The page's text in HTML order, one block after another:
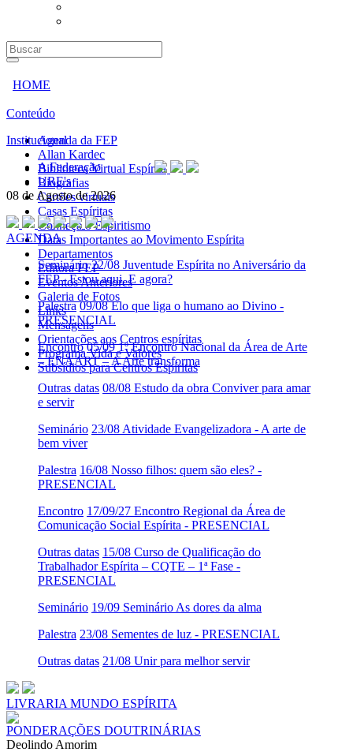
HOME
Conteúdo
Agenda da FEP
Allan Kardec
Biblioteca Virtual Espírita
Biografias
Cartões virtuais
Casas Espíritas
Conheça o Espiritismo
Datas Importantes ao Movimento Espírita
Departamentos
Editora FEP
Eventos Anteriores
Galeria de Fotos
Links
Mensagens
Orientações aos Centros espíritas
Programa Vida e Valores
Subsídios para Centros Espíritas
Institucional
A Federação
URE's
08 de Agosto de 2026
AGENDA
Seminário 22/08 Juventude Espírita no Aniversário da
FEP - Estou aqui. E agora?
Palestra 09/08 Elo que liga o humano ao Divino -
PRESENCIAL
Encontro 05/09 1º Encontro Nacional da Área de Arte
– ENAART – A Arte transforma
Outras datas 08/08 Estudo da obra Conviver para amar
e servir
Seminário 23/08 Atividade Evangelizadora - A arte de
bem viver
Palestra 16/08 Nosso filhos: quem são eles? -
PRESENCIAL
Encontro 17/09/27 Encontro Regional da Área de
Comunicação Social Espírita - PRESENCIAL
Outras datas 15/08 Curso de Qualificação do
Trabalhador Espírita – CQTE – 1ª Fase -
PRESENCIAL
Seminário 19/09 Seminário As dores da alma
Palestra 23/08 Sementes de luz - PRESENCIAL
Outras datas 21/08 Unir para melhor servir
LIVRARIA MUNDO ESPÍRITA
PONDERAÇÕES DOUTRINÁRIAS
Deolindo Amorim